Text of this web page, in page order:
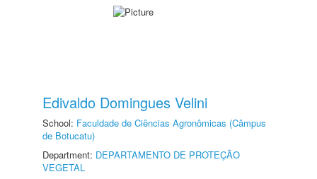
Edivaldo Domingues Velini
School: Faculdade de Ciências Agronômicas (Câmpus
de Botucatu)
Department: DEPARTAMENTO DE PROTEÇÃO
VEGETAL